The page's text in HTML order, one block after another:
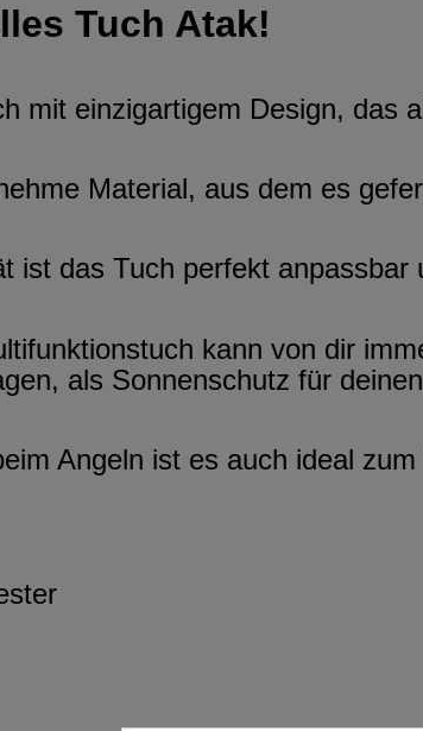
Tuch Atak!
mit einzigartigem Design, das
Material, aus dem es
ist das Tuch perfekt
kann von dir
als Sonnenschutz für
Angeln ist es auch ideal